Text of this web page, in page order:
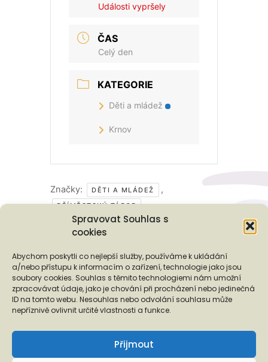
Spravovat Souhlas s
cookies
Abychom poskytli co nejlepší služby, používáme k ukládání
a/nebo přístupu k informacím o zařízení, technologie jako jsou
soubory cookies. Souhlas s těmito technologiemi nám umožní
zpracovávat údaje, jako je chování při procházení nebo jedinečná
ID na tomto webu. Nesouhlas nebo odvolání souhlasu může
nepříznivě ovlivnit určité vlastnosti a funkce.
Přijmout
Události vypršely
ČAS
Celý den
KATEGORIE
Děti a mládež
Krnov
Značky: DĚTI A MLÁDEŽ ,
PŘÍMĚSTSKÝ TÁBOR
Podporují nás...
❬ ❭